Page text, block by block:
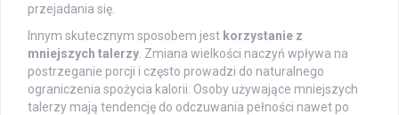
przejadania się.
Innym skutecznym sposobem jest korzystanie z
mniejszych talerzy . Zmiana wielkości naczyń wpływa na
postrzeganie porcji i często prowadzi do naturalnego
ograniczenia spożycia kalorii. Osoby używające mniejszych
talerzy mają tendencję do odczuwania pełności nawet po